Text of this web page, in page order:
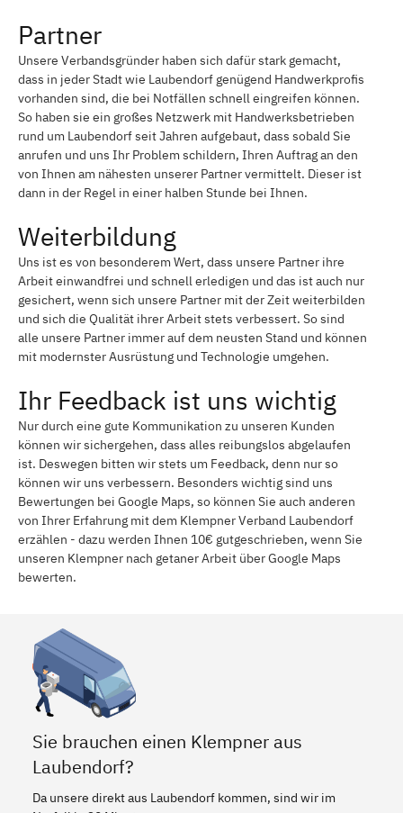
Partner
Unsere Verbandsgründer haben sich dafür stark gemacht,
dass in jeder Stadt wie Laubendorf genügend Handwerkprofis
vorhanden sind, die bei Notfällen schnell eingreifen können.
So haben sie ein großes Netzwerk mit Handwerksbetrieben
rund um Laubendorf seit Jahren aufgebaut, dass sobald Sie
anrufen und uns Ihr Problem schildern, Ihren Auftrag an den
von Ihnen am nähesten unserer Partner vermittelt. Dieser ist
dann in der Regel in einer halben Stunde bei Ihnen.
Weiterbildung
Uns ist es von besonderem Wert, dass unsere Partner ihre
Arbeit einwandfrei und schnell erledigen und das ist auch nur
gesichert, wenn sich unsere Partner mit der Zeit weiterbilden
und sich die Qualität ihrer Arbeit stets verbessert. So sind
alle unsere Partner immer auf dem neusten Stand und können
mit modernster Ausrüstung und Technologie umgehen.
Ihr Feedback ist uns wichtig
Nur durch eine gute Kommunikation zu unseren Kunden
können wir sichergehen, dass alles reibungslos abgelaufen
ist. Deswegen bitten wir stets um Feedback, denn nur so
können wir uns verbessern. Besonders wichtig sind uns
Bewertungen bei Google Maps, so können Sie auch anderen
von Ihrer Erfahrung mit dem Klempner Verband Laubendorf
erzählen - dazu werden Ihnen 10€ gutgeschrieben, wenn Sie
unseren Klempner nach getaner Arbeit über Google Maps
bewerten.
Sie brauchen einen Klempner aus
Laubendorf?
Da unsere direkt aus Laubendorf kommen, sind wir im